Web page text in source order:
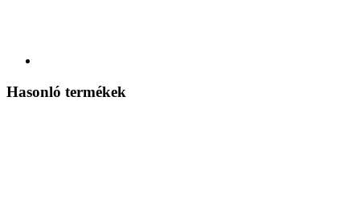
Hasonló termékek